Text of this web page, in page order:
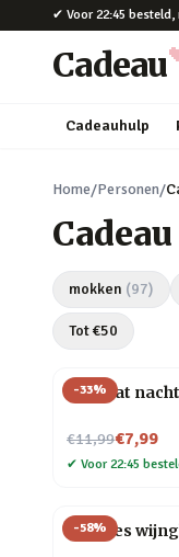
Naar hoofdinhoud
✔ Voor 22:45 besteld,
Cadeau
Cadeauhulp
Home/Personen/
mokken (97)
Tot €50
-33%
Mini kat
€11,99
Nu voor€7,99
✔ Voor 22:45
-58%
Wijnfles